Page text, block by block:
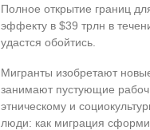
Полное открытие границ
эффекту в $39 трлн в
удастся обойтись.
Мигранты изобретают
занимают пустующие
этническому и
люди: как миграция